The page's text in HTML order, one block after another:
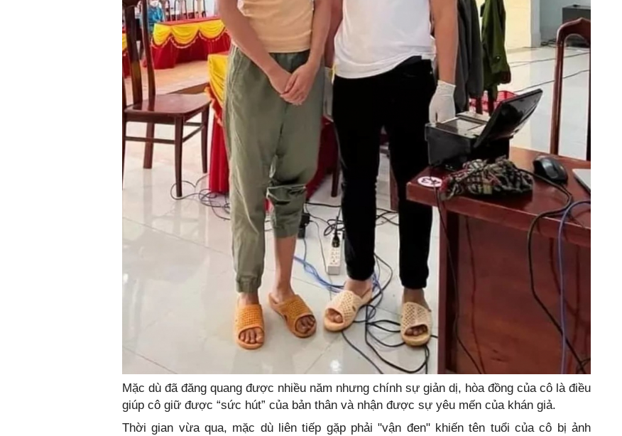
Mặc dù đã đăng quang được nhiều năm nhưng chính sự giản dị, hòa đồng của cô là điều
giúp cô giữ được “sức hút” của bản thân và nhận được sự yêu mến của khán giả.
Thời gian vừa qua, mặc dù liên tiếp gặp phải "vận đen" khiến tên tuổi của cô bị ảnh